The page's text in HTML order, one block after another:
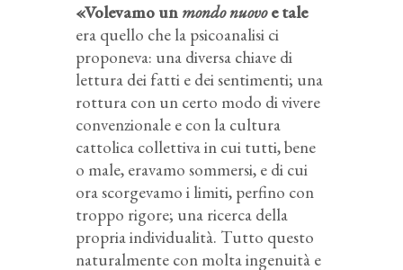
«Volevamo un mondo nuovoe tale
era quello che la psicoanalisi ci
proponeva: una diversa chiave di
lettura dei fatti e dei sentimenti; una
rottura con un certo modo di vivere
convenzionale e con la cultura
cattolica collettiva in cui tutti, bene
o male, eravamo sommersi, e di cui
ora scorgevamo i limiti, perfino con
troppo rigore; una ricerca della
propria individualità. Tutto questo
naturalmente con molta ingenuità e